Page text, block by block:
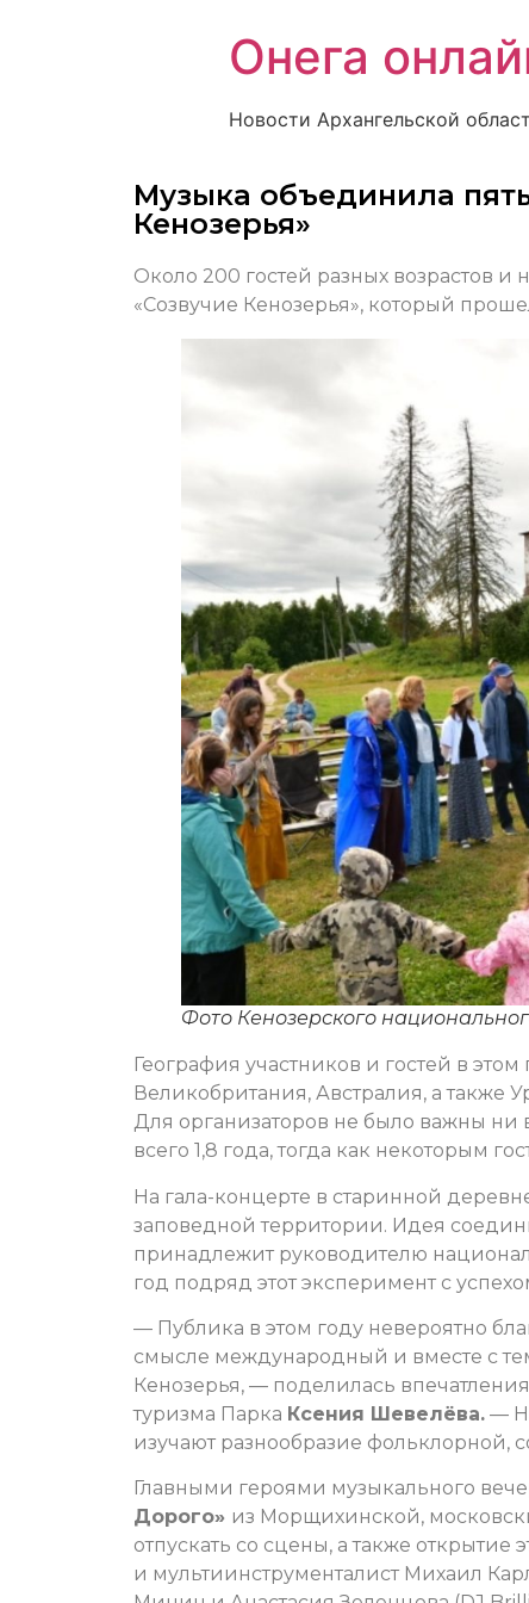
Онега
Новости Архангельской
Музыка объединила
Кенозерья»
Около 200 гостей разных возрастов и
«Созвучие Кенозерья», который
Фото Кенозерского
География участников и гостей в
Великобритания, Австралия, а также
Для организаторов не было важны ни
всего 1,8 года, тогда как некоторым
На гала-концерте в старинной
заповедной территории. Идея
принадлежит руководителю
год подряд этот эксперимент с
— Публика в этом году невероятно
смысле международный и вместе с
Кенозерья, — поделилась
туризма Парка Ксения Шевелёва. —
изучают разнообразие фольклорной,
Главными героями музыкального
Дорого» из Морщихинской,
отпускать со сцены, а также открытие
и мультиинструменталист Михаил